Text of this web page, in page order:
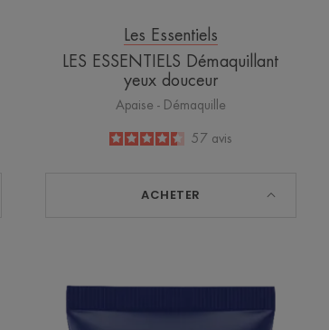
Les Essentiels
LES ESSENTIELS Démaquillant
yeux douceur
Apaise - Démaquille
4.4
/
5
57 avis
ACHETER
après-
rasage